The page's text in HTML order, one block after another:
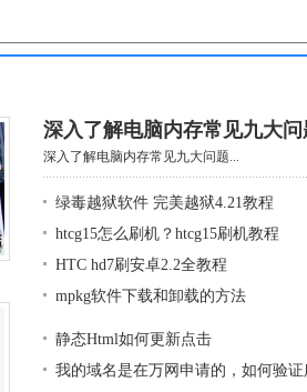
深入了解电脑内存常见九大问
深入了解电脑内存常见九大问题...
绿毒越狱软件 完美越狱4.21教程
htcg15怎么刷机？htcg15刷机教程
HTC hd7刷安卓2.2全教程
mpkg软件下载和卸载的方法
静态Html如何更新点击
我的域名是在万网申请的，如何验